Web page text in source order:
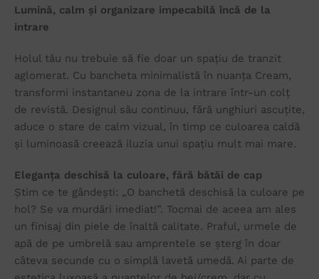
Lumină, calm și organizare impecabilă încă de la
intrare
Holul tău nu trebuie să fie doar un spațiu de tranzit
aglomerat. Cu bancheta minimalistă în nuanța Cream,
transformi instantaneu zona de la intrare într-un colț
de revistă. Designul său continuu, fără unghiuri ascuțite,
aduce o stare de calm vizual, în timp ce culoarea caldă
și luminoasă creează iluzia unui spațiu mult mai mare.
Eleganța deschisă la culoare, fără bătăi de cap
Știm ce te gândești: „O banchetă deschisă la culoare pe
hol? Se va murdări imediat!”. Tocmai de aceea am ales
un finisaj din piele de înaltă calitate. Praful, urmele de
apă de pe umbrelă sau amprentele se șterg în doar
câteva secunde cu o simplă lavetă umedă. Ai parte de